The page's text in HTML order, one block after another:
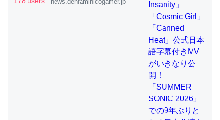
ウチもEchoを実家に置いて４年。でたまに覗いてる。ぼ
ちぼちRingも置こうかと画策中。あと、Googleマップで
位置情報を共有してる。電池残量や充電中かが分かるので
─たまにLINEするくらいだった遠方の父67歳と僕。ITツール導入で
コミュニケーションが劇的に変化した｜tayorini by LIFULL介護
news.denfaminicogamer.jp